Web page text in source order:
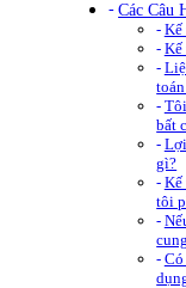
Các Câu
Kế
Kế
bất
gì?
Kế
tôi